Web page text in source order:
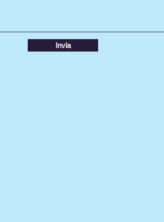
Invia